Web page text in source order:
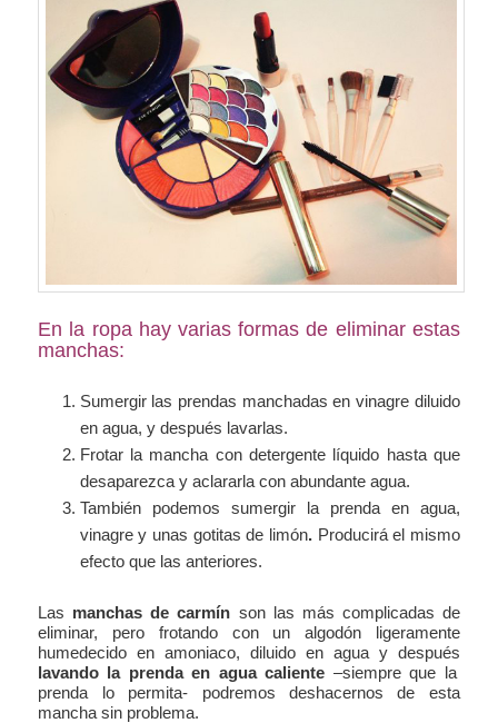
En la ropa hay varias formas de eliminar estas
manchas:
Sumergir las prendas manchadas en vinagre diluido
en agua, y después lavarlas.
Frotar la mancha con detergente líquido hasta que
desaparezca y aclararla con abundante agua.
También podemos sumergir la prenda en agua,
vinagre y unas gotitas de limón. Producirá el mismo
efecto que las anteriores.
Las manchas de carmín son las más complicadas de
eliminar, pero frotando con un algodón ligeramente
humedecido en amoniaco, diluido en agua y después
lavando la prenda en agua caliente –siempre que la
prenda lo permita- podremos deshacernos de esta
mancha sin problema.